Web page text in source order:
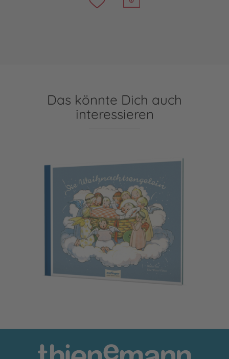
Das könnte Dich auch
interessieren
Die Weihnachtsengelein